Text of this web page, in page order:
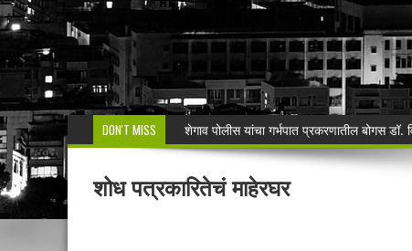
DON'T MISS
मनसेच्या तालुका अध्यक्षा कल्पना पोतर्लावार यांनी
वरोरा येथे कारगिल विजयदीन साजरा Kargil
🚨 धडाकेबाज कारवाई! LCBच्या थरारक
वाढदिवसाचा आनंद हिरवाईला अर्पण; रुपेश कुतरमारे
शोध पत्रकारितेचं माहेरघर